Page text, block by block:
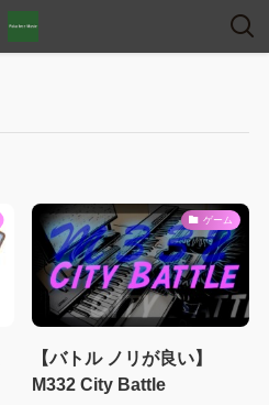
ゲーム
【バトル ノリが良い】
M332 City Battle